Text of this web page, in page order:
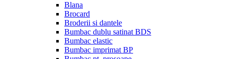
Blana
Brocard
Broderii si dantele
Bumbac dublu satinat BDS
Bumbac elastic
Bumbac imprimat BP